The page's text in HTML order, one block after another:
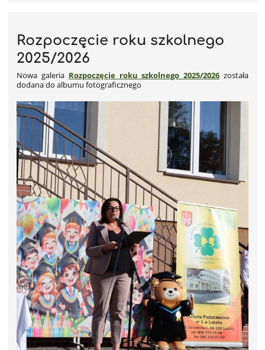
Rozpoczęcie roku szkolnego
2025/2026
Nowa galeria Rozpoczęcie roku szkolnego 2025/2026została
dodana do albumu fotograficznego